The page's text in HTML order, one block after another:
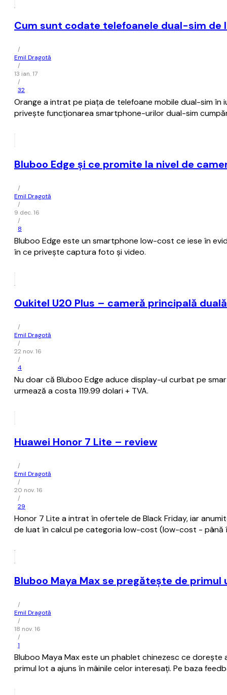
Cum sunt codate telefoanele dual-sim de
/
Emil Dragotă
/
13 ian. 17
/
32
Orange a intrat pe piața de telefoane mobile dual-sim
privește funcționarea smartphone-urilor dual-sim
Bluboo Edge și ce promite la nivel de
/
Emil Dragotă
/
9 dec. 16
/
8
Bluboo Edge este un smartphone low-cost ce iese în
în ce privește captura foto și video.
Oukitel U20 Plus – cameră principală duală
/
Emil Dragotă
/
22 nov. 16
/
4
Nu doar că Bluboo Edge aduce display-ul curbat pe
urmează a costa 119.99 dolari + TVA.
Huawei Honor 7 Lite – review
/
Emil Dragotă
/
20 nov. 16
/
29
Honor 7 Lite a intrat în ofertele de Black Friday, iar
de luat în calcul pe categoria low-cost (low-cost -
Bluboo Maya Max se pregătește de primul
/
Emil Dragotă
/
18 nov. 16
/
1
Bluboo Maya Max este un phablet chinezesc ce
primul lot a ajuns în mâinile celor interesați. Pe baza